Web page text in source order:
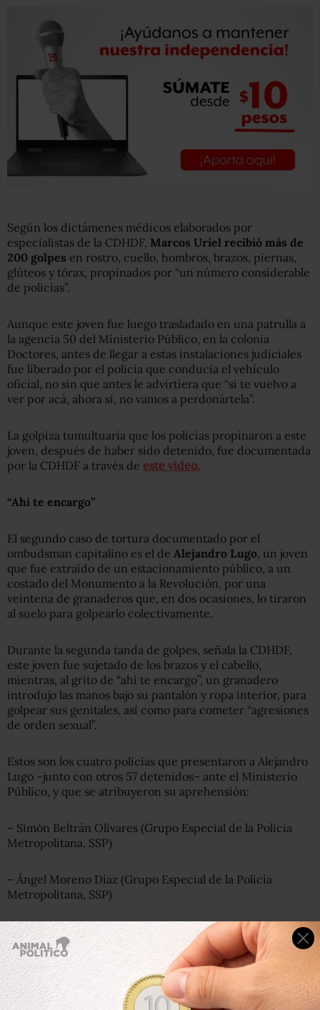
Según los dictámenes médicos elaborados por
especialistas de la CDHDF, Marcos Uriel recibió más de
200 golpes en rostro, cuello, hombros, brazos, piernas,
glúteos y tórax, propinados por “un número considerable
de policías”.
Aunque este joven fue luego trasladado en una patrulla a
la agencia 50 del Ministerio Público, en la colonia
Doctores, antes de llegar a estas instalaciones judiciales
fue liberado por el policía que conducía el vehículo
oficial, no sin que antes le advirtiera que “si te vuelvo a
ver por acá, ahora sí, no vamos a perdonártela”.
La golpiza tumultuaria que los policías propinaron a este
joven, después de haber sido detenido, fue documentada
por la CDHDF a través de este video.
“Ahí te encargo”
El segundo caso de tortura documentado por el
ombudsman capitalino es el de Alejandro Lugo , un joven
que fue extraído de un estacionamiento público, a un
costado del Monumento a la Revolución, por una
veintena de granaderos que, en dos ocasiones, lo tiraron
al suelo para golpearlo colectivamente.
Durante la segunda tanda de golpes, señala la CDHDF,
este joven fue sujetado de los brazos y el cabello,
mientras, al grito de “ahí te encargo”, un granadero
introdujo las manos bajo su pantalón y ropa interior, para
golpear sus genitales, así como para cometer “agresiones
de orden sexual”.
Estos son los cuatro policías que presentaron a Alejandro
Lugo –junto con otros 57 detenidos– ante el Ministerio
Público, y que se atribuyeron su aprehensión:
– Simón Beltrán Olivares (Grupo Especial de la Policía
Metropolitana, SSP)
– Ángel Moreno Díaz (Grupo Especial de la Policía
Metropolitana, SSP)
– Rosalba Hernández Páez (Unidad de Protección
Ciudadana Asturias, SSP)
– Olga Lidia Santana Meza (Dirección de Operación Vial
Zona 2 Centro, SSP)